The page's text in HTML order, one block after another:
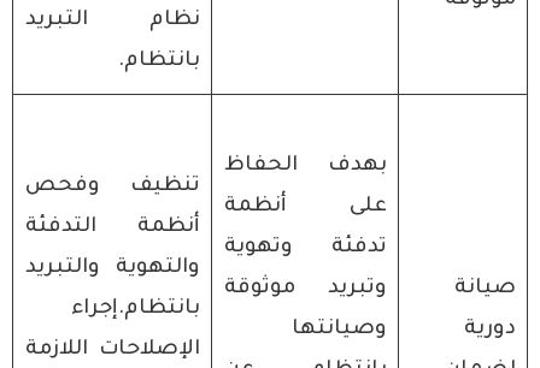
نظام التبريد
بانتظام.
صيانة
دورية
بهدف الحفاظ
على أنظمة
تدفئة وتهوية
وتبريد موثوقة
وصيانتها
تنظيف وفحص
أنظمة التدفئة
والتهوية والتبريد
بانتظام.إجراء
الإصلاحات اللازمة